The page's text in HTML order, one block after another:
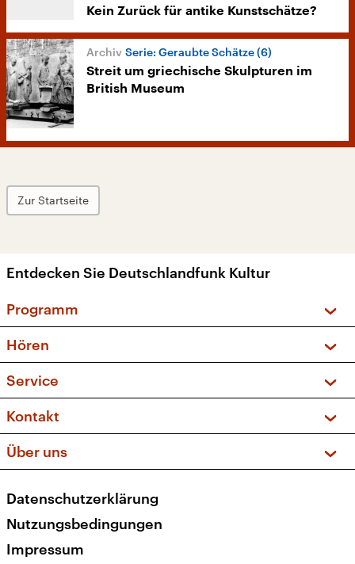
Kein Zurück für antike Kunstschätze?
Serie: Geraubte Schätze (6)
Streit um griechische Skulpturen im
British Museum
Zur Startseite
Entdecken Sie Deutschlandfunk Kultur
Programm
Sendungen und Podcasts
Musikliste
Kakadu – Das Kinderprogramm
Hören
Frequenzen (UKW + DAB+)
Service
FAQ
Apps
Newsletter
Veranstaltungen
Kontakt
Social Media
Über uns
Presse
Karriere
Transparenz
Datenschutzerklärung
Nutzungsbedingungen
Impressum